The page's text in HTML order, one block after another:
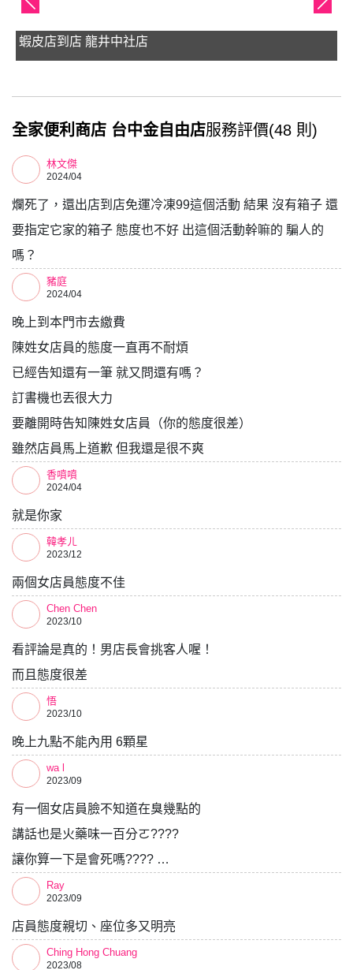
蝦皮店到店 龍井中社店
全家便利商店 台中金自由店服務評價(48 則)
林文傑
2024/04
爛死了，還出店到店免運冷凍99這個活動 結果 沒有箱子 還
要指定它家的箱子 態度也不好 出這個活動幹嘛的 騙人的
嗎？
豬庭
2024/04
晚上到本門市去繳費
陳姓女店員的態度一直再不耐煩
已經告知還有一筆 就又問還有嗎？
訂書機也丟很大力
要離開時告知陳姓女店員（你的態度很差）
雖然店員馬上道歉 但我還是很不爽
香噴噴
2024/04
就是你家
韓孝ㄦ
2023/12
兩個女店員態度不佳
Chen Chen
2023/10
看評論是真的！男店長會挑客人喔！
而且態度很差
悟
2023/10
晚上九點不能內用 6顆星
wa l
2023/09
有一個女店員臉不知道在臭幾點的
講話也是火藥味一百分ㄛ????
讓你算一下是會死嗎???? …
Ray
2023/09
店員態度親切、座位多又明亮
Ching Hong Chuang
2023/08